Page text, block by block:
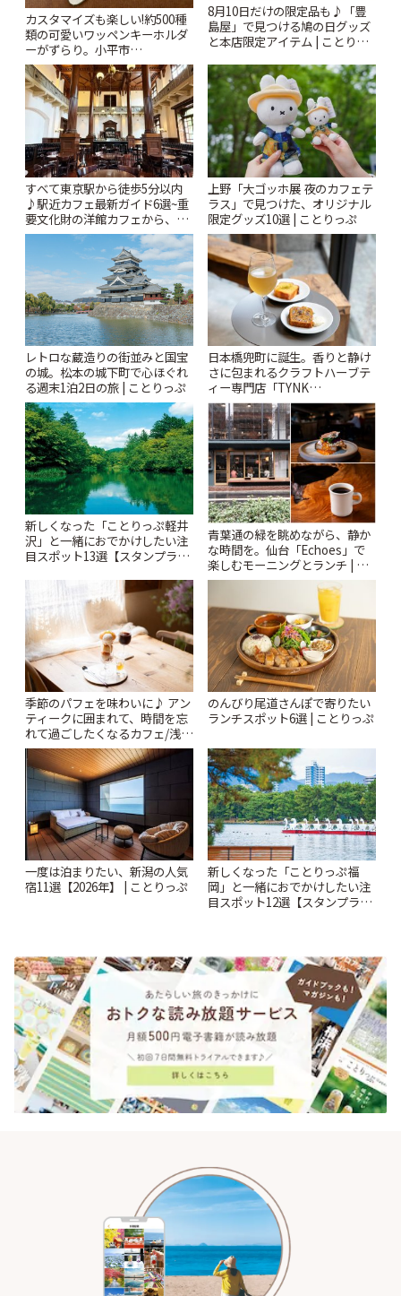
カスタマイズも楽しい!約500種
類の可愛いワッペンキーホルダ
ーがずらり。小平市
「Kimamaya T&K」 | ことりっ
ぷ
8月10日だけの限定品も♪「豊
島屋」で見つける鳩の日グッズ
と本店限定アイテム | ことりっ
すべて東京駅から徒歩5分以内
♪駅近カフェ最新ガイド6選~重
要文化財の洋館カフェから、改
札すぐのレトロ喫茶まで~ | こと
上野「大ゴッホ展 夜のカフェテ
ラス」で見つけた、オリジナル
限定グッズ10選 | ことりっぷ
レトロな蔵造りの街並みと国宝
の城。松本の城下町で心ほぐれ
る週末1泊2日の旅 | ことりっぷ
日本橋兜町に誕生。香りと静け
さに包まれるクラフトハーブテ
ィー専門店「TYNK
Kabutocho」 | ことりっぷ
新しくなった「ことりっぷ軽井
沢」と一緒におでかけしたい注
目スポット13選【スタンプラリ
青葉通の緑を眺めながら、静か
な時間を。仙台「Echoes」で
楽しむモーニングとランチ | こ
とりっぷ
季節のパフェを味わいに♪ アン
ティークに囲まれて、時間を忘
れて過ごしたくなるカフェ/浅草
「annorum cafe」 | ことりっぷ
のんびり尾道さんぽで寄りたい
ランチスポット6選 | ことりっぷ
一度は泊まりたい、新潟の人気
宿11選【2026年】 | ことりっぷ
新しくなった「ことりっぷ福
岡」と一緒におでかけしたい注
目スポット12選【スタンプラリ